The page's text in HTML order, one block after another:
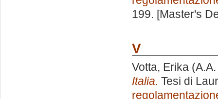
199. [Master's
V
Votta, Erika
Italia. Tesi di